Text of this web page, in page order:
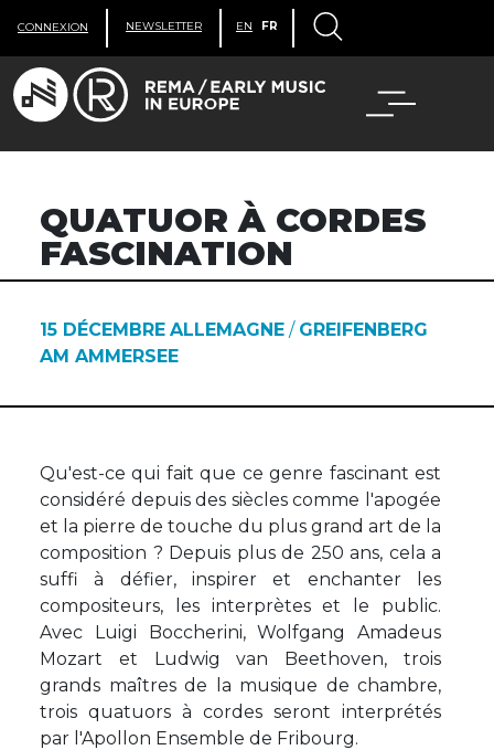
CONNEXION NEWSLETTER EN FR
QUATUOR À CORDES
FASCINATION
15 DÉCEMBRE ALLEMAGNE / GREIFENBERG
AM AMMERSEE
Qu'est-ce qui fait que ce genre fascinant est
considéré depuis des siècles comme l'apogée
et la pierre de touche du plus grand art de la
composition ? Depuis plus de 250 ans, cela a
suffi à défier, inspirer et enchanter les
compositeurs, les interprètes et le public.
Avec Luigi Boccherini, Wolfgang Amadeus
Mozart et Ludwig van Beethoven, trois
grands maîtres de la musique de chambre,
trois quatuors à cordes seront interprétés
par l'Apollon Ensemble de Fribourg.